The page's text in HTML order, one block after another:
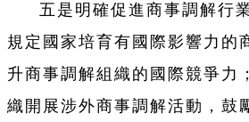
五是明確促進商事調解行
規定國家培育有國際影響力的
升商事調解組織的國際競爭力
織開展涉外商事調解活動，鼓